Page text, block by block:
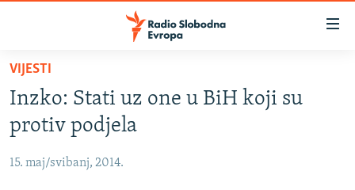
Pređite
glavni
sadržaj
Pređite
na
VIJESTI
BOSNA I HERCEGOVINA
SRBIJA
KOSOVO
VIJESTI
Inzko: Stati uz one u BiH koji su
protiv podjela
15. maj/svibanj, 2014.